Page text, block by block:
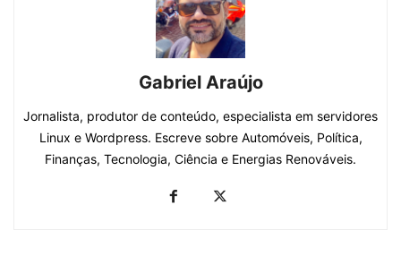
Gabriel Araújo
Jornalista, produtor de conteúdo, especialista em servidores
Linux e Wordpress. Escreve sobre Automóveis, Política,
Finanças, Tecnologia, Ciência e Energias Renováveis.